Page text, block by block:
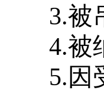
3.被
4.被
5.因